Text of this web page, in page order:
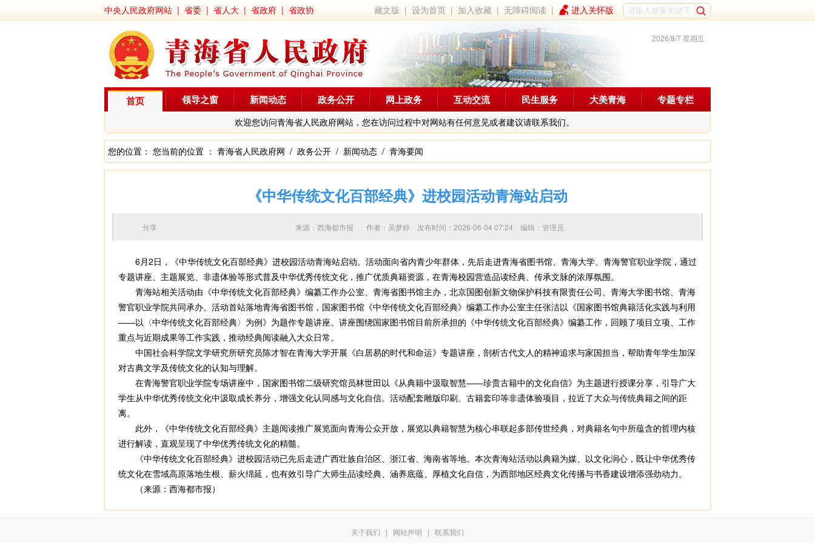
中央人民政府网站 | 省委 | 省人大 | 省政府 | 省政协 藏文版 |设为首页 | 加入收藏 |无障碍阅读 | 进入关怀版
2026/8/7 星期五
首页
欢迎您访问青海省人民政府网站，您在访问过程中对网站有任何意见或者建议请联系我们。
领导之窗 新闻动态 政务公开 网上政务 互动交流 民生服务 大美青海 专题专栏
您的位置： 您当前的位置 ： 青海省人民政府网 / 政务公开 / 新闻动态 / 青海要闻
《中华传统文化百部经典》进校园活动青海站启动
来源：西海都市报 作者： 吴梦婷 发布时间：2026-06-04 07:24 编辑：管理员
分享
6月2日，《中华传统文化百部经典》进校园活动青海站启动。活动面向省内青少年群体，先后走进青海省图书馆、青海大学、青海警官职业学院，通过
专题讲座、主题展览、非遗体验等形式普及中华优秀传统文化，推广优质典籍资源，在青海校园营造品读经典、传承文脉的浓厚氛围。
青海站相关活动由《中华传统文化百部经典》编纂工作办公室、青海省图书馆主办，北京国图创新文物保护科技有限责任公司、青海大学图书馆、青海
警官职业学院共同承办。活动首站落地青海省图书馆，国家图书馆《中华传统文化百部经典》编纂工作办公室主任张洁以《国家图书馆典籍活化实践与利用
——以〈中华传统文化百部经典〉为例》为题作专题讲座。讲座围绕国家图书馆目前所承担的《中华传统文化百部经典》编纂工作，回顾了项目立项、工作
重点与近期成果等工作实践，推动经典阅读融入大众日常。
中国社会科学院文学研究所研究员陈才智在青海大学开展《白居易的时代和命运》专题讲座，剖析古代文人的精神追求与家国担当，帮助青年学生加深
对古典文学及传统文化的认知与理解。
在青海警官职业学院专场讲座中，国家图书馆二级研究馆员林世田以《从典籍中汲取智慧——珍贵古籍中的文化自信》为主题进行授课分享，引导广大
学生从中华优秀传统文化中汲取成长养分，增强文化认同感与文化自信。活动配套雕版印刷、古籍套印等非遗体验项目，拉近了大众与传统典籍之间的距
离。
此外，《中华传统文化百部经典》主题阅读推广展览面向青海公众开放，展览以典籍智慧为核心串联起多部传世经典，对典籍名句中所蕴含的哲理内核
进行解读，直观呈现了中华优秀传统文化的精髓。
《中华传统文化百部经典》进校园活动已先后走进广西壮族自治区、浙江省、海南省等地。本次青海站活动以典籍为媒、以文化润心，既让中华优秀传
统文化在雪域高原落地生根、薪火绵延，也有效引导广大师生品读经典、涵养底蕴、厚植文化自信，为西部地区经典文化传播与书香建设增添强劲动力。
（来源：西海都市报）
关于我们 | 网站声明 | 联系我们